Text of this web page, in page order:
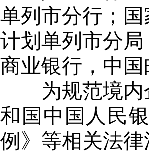
单列市分行；
计划单列市分
商业银行，中
为规范境内
和国中国人民
例》等相关法